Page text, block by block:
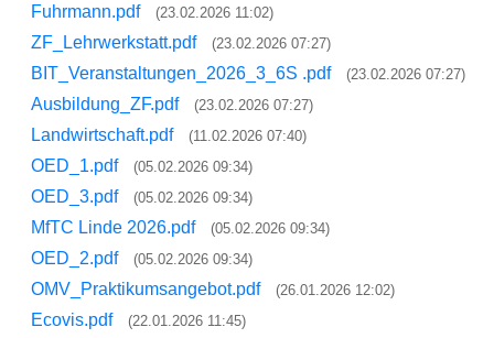
Fuhrmann.pdf (23.02.2026 11:02)
ZF_Lehrwerkstatt.pdf (23.02.2026 07:27)
BIT_Veranstaltungen_2026_3_6S .pdf (23.02.2026 07:27)
Ausbildung_ZF.pdf (23.02.2026 07:27)
Landwirtschaft.pdf (11.02.2026 07:40)
OED_1.pdf (05.02.2026 09:34)
OED_3.pdf (05.02.2026 09:34)
MfTC Linde 2026.pdf (05.02.2026 09:34)
OED_2.pdf (05.02.2026 09:34)
OMV_Praktikumsangebot.pdf (26.01.2026 12:02)
Ecovis.pdf (22.01.2026 11:45)